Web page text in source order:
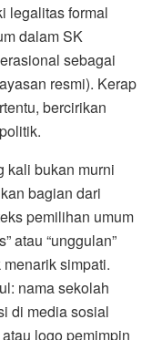
legalitas formal
dalam SK
sebagai
resmi). Kerap
bercirikan
kali bukan murni
bagian dari
pemilihan umum
atau “unggulan”
simpati.
nama sekolah
di media sosial
logo pemimpin